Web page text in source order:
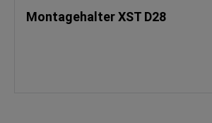
Montagehalter XST D28